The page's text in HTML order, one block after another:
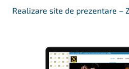
Realizare site de prezentare –